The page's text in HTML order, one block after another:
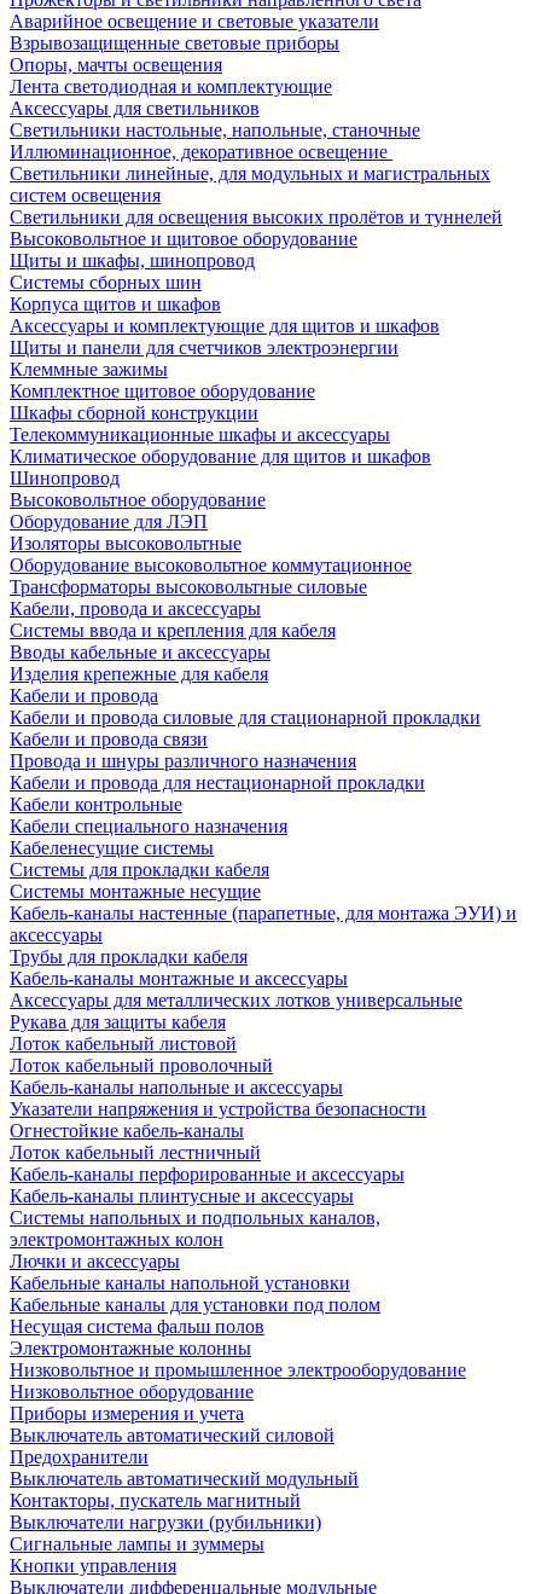
Аварийное освещение и световые указатели
Взрывозащищенные световые приборы
Опоры, мачты освещения
Лента светодиодная и комплектующие
Аксессуары для светильников
Светильники настольные, напольные, станочные
Иллюминационное, декоративное освещение
Светильники линейные, для модульных и магистральных
систем освещения
Светильники для освещения высоких пролётов и туннелей
Высоковольтное и щитовое оборудование
Щиты и шкафы, шинопровод
Системы сборных шин
Корпуса щитов и шкафов
Аксессуары и комплектующие для щитов и шкафов
Щиты и панели для счетчиков электроэнергии
Клеммные зажимы
Комплектное щитовое оборудование
Шкафы сборной конструкции
Телекоммуникационные шкафы и аксессуары
Климатическое оборудование для щитов и шкафов
Шинопровод
Высоковольтное оборудование
Оборудование для ЛЭП
Изоляторы высоковольтные
Оборудование высоковольтное коммутационное
Трансформаторы высоковольтные силовые
Кабели, провода и аксессуары
Системы ввода и крепления для кабеля
Вводы кабельные и аксессуары
Изделия крепежные для кабеля
Кабели и провода
Кабели и провода силовые для стационарной прокладки
Кабели и провода связи
Провода и шнуры различного назначения
Кабели и провода для нестационарной прокладки
Кабели контрольные
Кабели специального назначения
Кабеленесущие системы
Системы для прокладки кабеля
Системы монтажные несущие
Кабель-каналы настенные (парапетные, для монтажа ЭУИ) и
аксессуары
Трубы для прокладки кабеля
Кабель-каналы монтажные и аксессуары
Аксессуары для металлических лотков универсальные
Рукава для защиты кабеля
Лоток кабельный листовой
Лоток кабельный проволочный
Кабель-каналы напольные и аксессуары
Указатели напряжения и устройства безопасности
Огнестойкие кабель-каналы
Лоток кабельный лестничный
Кабель-каналы перфорированные и аксессуары
Кабель-каналы плинтусные и аксессуары
Системы напольных и подпольных каналов,
электромонтажных колон
Лючки и аксессуары
Кабельные каналы напольной установки
Кабельные каналы для установки под полом
Несущая система фальш полов
Электромонтажные колонны
Низковольтное и промышленное электрооборудование
Низковольтное оборудование
Приборы измерения и учета
Выключатель автоматический силовой
Предохранители
Выключатель автоматический модульный
Контакторы, пускатель магнитный
Выключатели нагрузки (рубильники)
Сигнальные лампы и зуммеры
Кнопки управления
Выключатели дифференцальные модульные